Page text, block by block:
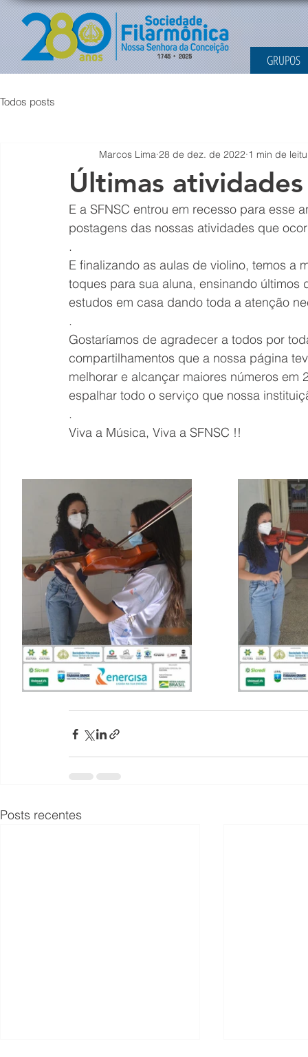
GRUPOS
Todos posts
Últimas
Marcos Lima 28 de dez. de 2022 1 min de
E a SFNSC entrou em recesso para esse
postagens das nossas atividades que
.
E finalizando as aulas de violino, temos a
toques para sua aluna, ensinando
estudos em casa dando toda a atenção
.
Gostaríamos de agradecer a todos por
compartilhamentos que a nossa página
melhorar e alcançar maiores números
espalhar todo o serviço que nossa
.
Viva a Música, Viva a SFNSC !!
Posts recentes